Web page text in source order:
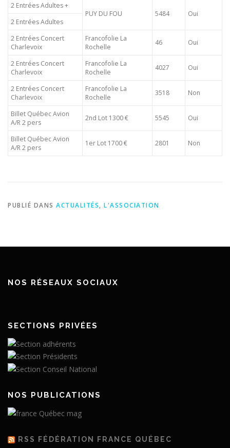
2 Entrées Adultes +
PUY DU FOU
5484
Oui
2 Entrées Adultes
2 Entrées Concert
Charlevoix
Francofolie La
Rochelle
46 Oui
2 Entrées Concert
Charlevoix
Francofolie La
Rochelle
4027 Oui
2 Entrées Concert
Charlevoix
Francofolie La
Rochelle
3518 Non
Billet Québec Avion
A/R 2 pers
2nd Lot 1300 € 5545 Oui
Billet Québec Avion
A/R 2 pers
1er Lot 1700 € 2801 Non
PUBLIÉ DANS ACTUALITÉS, L'ASSOCIATION
NOS RÉSEAUX SOCIAUX
SECTIONS PRIVÉES
NOS PUBLICATIONS
RSS FÉDÉRATION FRANCE QUÉBEC